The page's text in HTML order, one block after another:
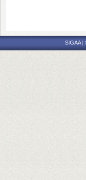
SIGAA |